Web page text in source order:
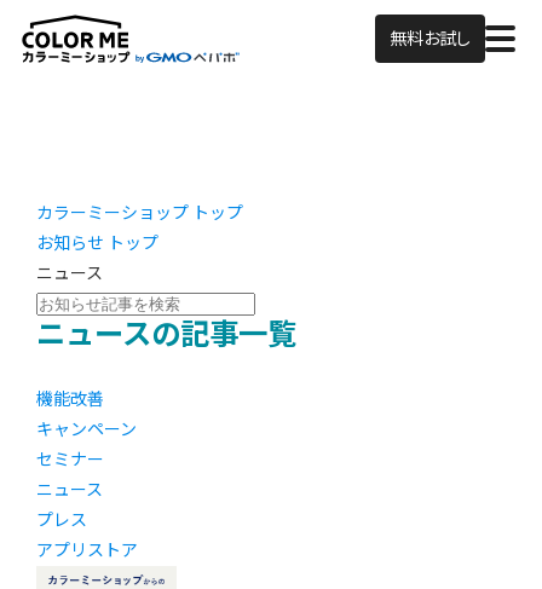
無料お試し
カラーミーショップ トップ
お知らせ トップ
ニュース
ニュースの記事一覧
機能改善
キャンペーン
セミナー
ニュース
プレス
アプリストア